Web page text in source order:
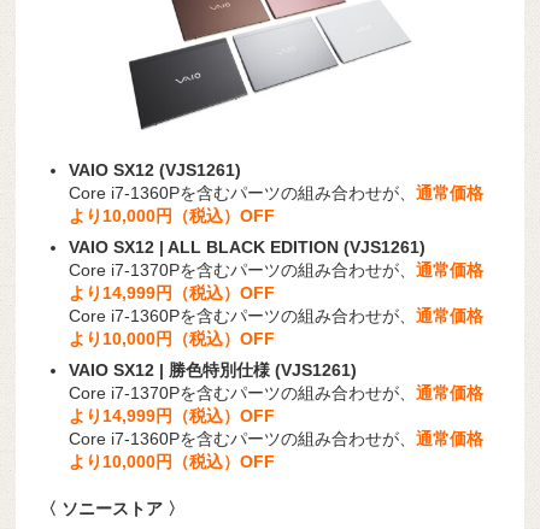
VAIO SX12 (VJS1261)
Core i7-1360Pを含むパーツの組み合わせが、通常価格
より10,000円（税込）OFF
VAIO SX12 | ALL BLACK EDITION (VJS1261)
Core i7-1370Pを含むパーツの組み合わせが、通常価格
より14,999円（税込）OFF
Core i7-1360Pを含むパーツの組み合わせが、通常価格
より10,000円（税込）OFF
VAIO SX12 | 勝色特別仕様 (VJS1261)
Core i7-1370Pを含むパーツの組み合わせが、通常価格
より14,999円（税込）OFF
Core i7-1360Pを含むパーツの組み合わせが、通常価格
より10,000円（税込）OFF
〈 ソニーストア 〉